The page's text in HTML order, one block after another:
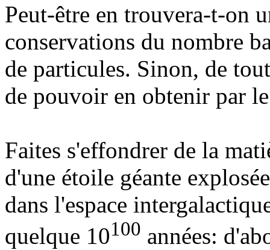
Peut-être en trouvera-t-on
conservations du nombre
de particules. Sinon, de
de pouvoir en obtenir par
Faites s'effondrer de la
d'une étoile géante
dans l'espace
quelque 10100 années: